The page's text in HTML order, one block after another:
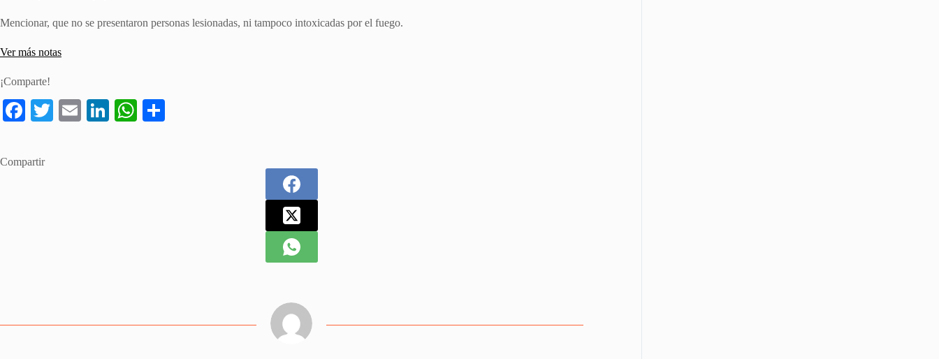
Mencionar, que no se presentaron personas lesionadas, ni tampoco intoxicadas por el fuego.
Ver más notas
¡Comparte!
Fa
bo
T
E
Li
W
Compartir